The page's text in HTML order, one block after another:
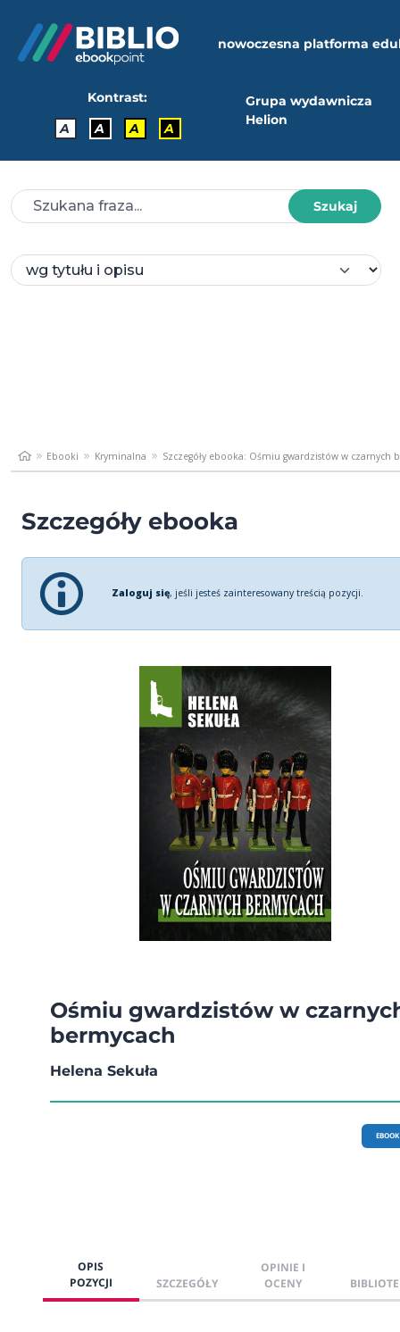
nowoczesna platforma
Kontrast:
A
A A A
Grupa wydawnicza
Helion
Szukaj
Ebooki Kryminalna Szczegóły ebooka: Ośmiu gwardzistów w czarnych
Szczegóły ebooka
Zaloguj się, jeśli jesteś zainteresowany treścią pozycji.
Ośmiu gwardzistów w
bermycach
Helena Sekuła
EBOOK
OPIS
POZYCJI
SZCZEGÓŁY
OPINIE I
OCENY